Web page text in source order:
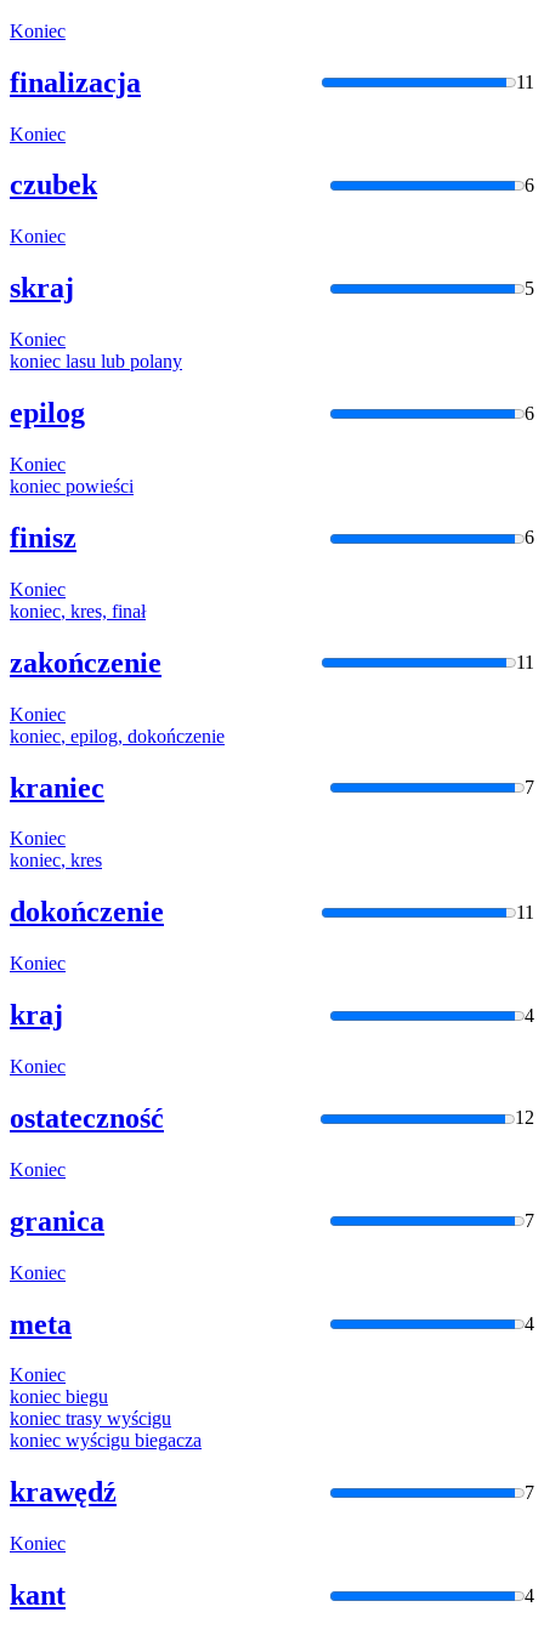
Koniec
finalizacja 11
Koniec
czubek 6
Koniec
skraj 5
Koniec
koniec lasu lub polany
epilog 6
Koniec
koniec powieści
finisz 6
Koniec
koniec, kres, finał
zakończenie 11
Koniec
koniec, epilog, dokończenie
kraniec 7
Koniec
koniec, kres
dokończenie 11
Koniec
kraj 4
Koniec
ostateczność 12
Koniec
granica 7
Koniec
meta 4
Koniec
koniec biegu
koniec trasy wyścigu
koniec wyścigu biegacza
krawędź 7
Koniec
kant 4